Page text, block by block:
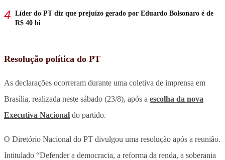
Líder do PT diz que prejuízo gerado por Eduardo Bolsonaro é de
R$ 40 bi
Resolução política do PT
As declarações ocorreram durante uma coletiva de imprensa em
Brasília, realizada neste sábado (23/8), após a escolha da nova
Executiva Nacional do partido.
O Diretório Nacional do PT divulgou uma resolução após a reunião.
Intitulado “Defender a democracia, a reforma da renda, a soberania